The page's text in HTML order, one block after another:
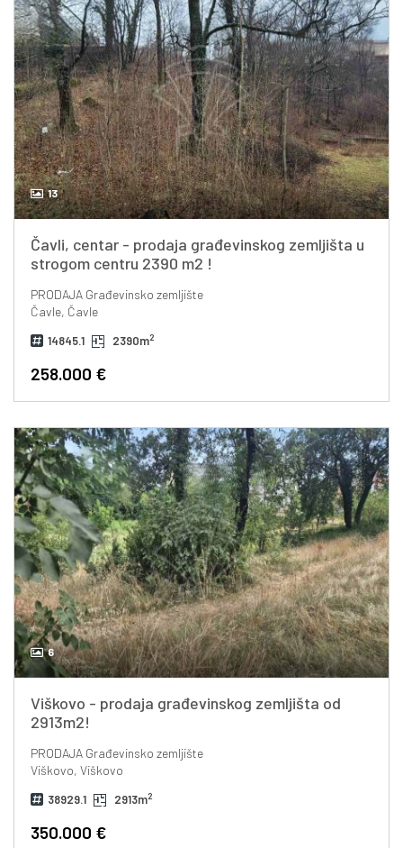
13
Čavli, centar - prodaja građevinskog zemljišta u
strogom centru 2390 m2 !
PRODAJAGrađevinsko zemljište
Čavle, Čavle
14845.1 2390m2
258.000 €
6
Viškovo - prodaja građevinskog zemljišta od
2913m2!
PRODAJAGrađevinsko zemljište
Viškovo, Viškovo
38929.1 2913m2
350.000 €